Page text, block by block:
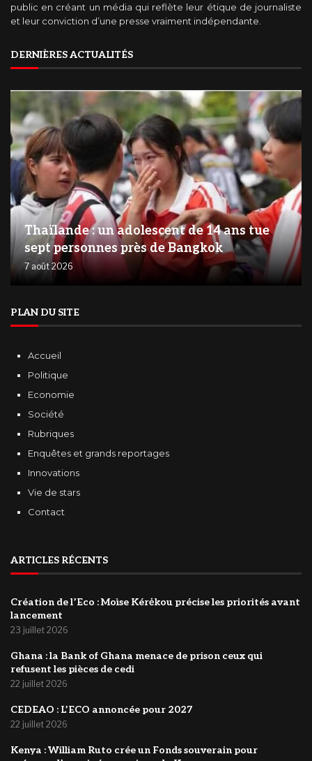
public en créant un média qui reflète leur étique de journaliste
et leur conviction d’une presse vraiment indépendante.
DERNIÈRES ACTUALITÉS
Thaïlande : un adolescent de 14 ans tue
sept personnes près de Bangkok
7 août 2026
PLAN DU SITE
Accueil
Politique
Economie
Société
Rubriques
Enquêtes et grands reportages
Innovations
Vie de stars
Contact
ARTICLES RÉCENTS
Création de l’Eco : Moìse Kérėkou précise les priorités avant
lancement
23 juillet 2026
‎Ghana : la Bank of Ghana menace de prison ceux qui
refusent les pièces de cedi
22 juillet 2026
‎CEDEAO : L’ECO annoncée pour 2027
22 juillet 2026
Kenya : William Ruto crée un Fonds souverain pour